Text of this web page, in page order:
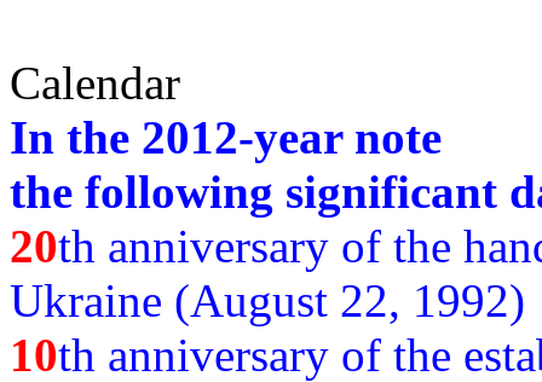
Calendar
In the 2012-year note
the following significant
20th anniversary of the
Ukraine (August 22, 1992)
10th anniversary of the